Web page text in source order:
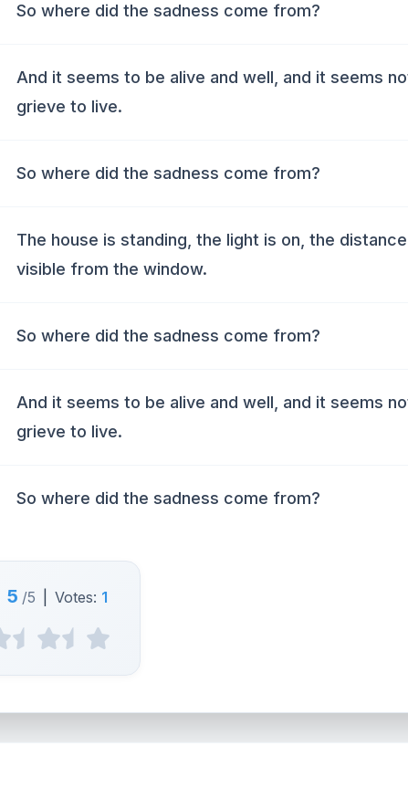
So where did the sadness come from?
And it seems to be alive and well, and it seems
grieve to live.
So where did the sadness come from?
The house is standing, the light is on, the
visible from the window.
So where did the sadness come from?
And it seems to be alive and well, and it seems
grieve to live.
So where did the sadness come from?
5 /5 Votes: 1